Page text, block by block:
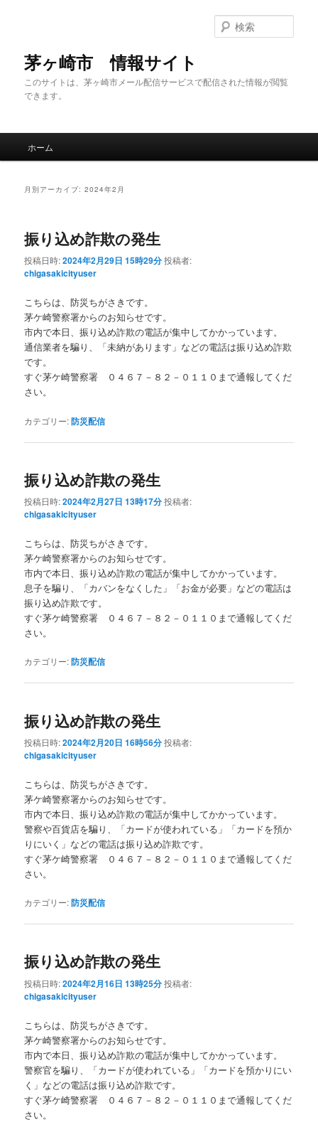
茅ヶ崎市 情報サイト
このサイトは、茅ヶ崎市メール配信サービスで配信された情報が閲覧
できます。
索
ホーム
月別アーカイブ:2024年2月
振り込め詐欺の発生
投稿日時:2024年2月29日 15時29分投稿者:
chigasakicityuser
こちらは、防災ちがさきです。
茅ケ崎警察署からのお知らせです。
市内で本日、振り込め詐欺の電話が集中してかかっています。
通信業者を騙り、「未納があります」などの電話は振り込め詐欺
です。
すぐ茅ケ崎警察署 ０４６７－８２－０１１０まで通報してくだ
さい。
カテゴリー:防災配信
振り込め詐欺の発生
投稿日時:2024年2月27日 13時17分投稿者:
chigasakicityuser
こちらは、防災ちがさきです。
茅ケ崎警察署からのお知らせです。
市内で本日、振り込め詐欺の電話が集中してかかっています。
息子を騙り、「カバンをなくした」「お金が必要」などの電話は
振り込め詐欺です。
すぐ茅ケ崎警察署 ０４６７－８２－０１１０まで通報してくだ
さい。
カテゴリー:防災配信
振り込め詐欺の発生
投稿日時:2024年2月20日 16時56分投稿者:
chigasakicityuser
こちらは、防災ちがさきです。
茅ケ崎警察署からのお知らせです。
市内で本日、振り込め詐欺の電話が集中してかかっています。
警察や百貨店を騙り、「カードが使われている」「カードを預か
りにいく」などの電話は振り込め詐欺です。
すぐ茅ケ崎警察署 ０４６７－８２－０１１０まで通報してくだ
さい。
カテゴリー:防災配信
振り込め詐欺の発生
投稿日時:2024年2月16日 13時25分投稿者:
chigasakicityuser
こちらは、防災ちがさきです。
茅ケ崎警察署からのお知らせです。
市内で本日、振り込め詐欺の電話が集中してかかっています。
警察官を騙り、「カードが使われている」「カードを預かりにい
く」などの電話は振り込め詐欺です。
すぐ茅ケ崎警察署 ０４６７－８２－０１１０まで通報してくだ
さい。